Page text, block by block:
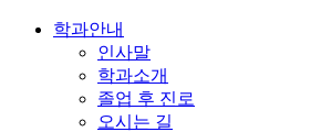
학과안내
인사말
학과소개
졸업 후 진로
오시는 길